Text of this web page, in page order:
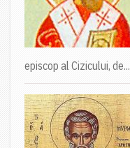
episcop al Cizicului, de...